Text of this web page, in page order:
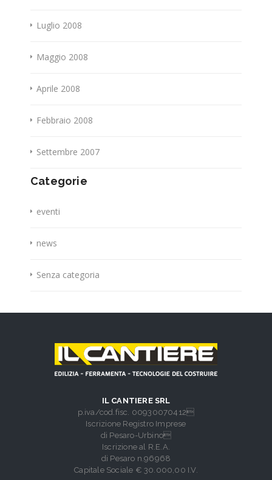
Luglio 2008
Maggio 2008
Aprile 2008
Febbraio 2008
Settembre 2007
Categorie
eventi
news
Senza categoria
IL CANTIERE SRL
p.iva/cod.fisc. 00930070412
Iscrizione Registro Imprese
di Pesaro-Urbino
Iscrizione al R.E.A.
di Pesaro n.96968
Capitale Sociale € 30.000,00 I.V.